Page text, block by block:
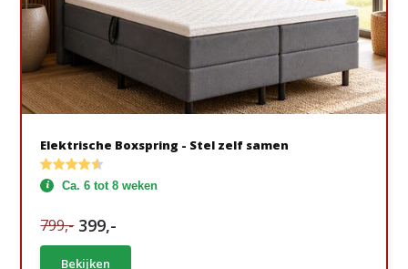
Elektrische Boxspring - Stel zelf samen
Ca. 6 tot 8 weken
799,- 399,-
Bekijken